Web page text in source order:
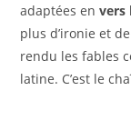
adaptées envers
plus d’ironie et
rendu les fables
latine. C’est le